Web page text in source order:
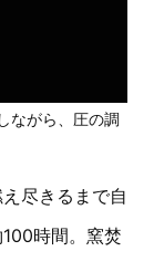
ながら、圧の調
尽きるまで自
時間。窯焚